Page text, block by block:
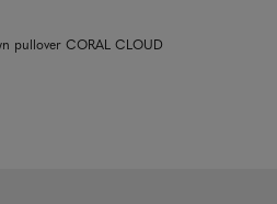
pullover CORAL CLOUD